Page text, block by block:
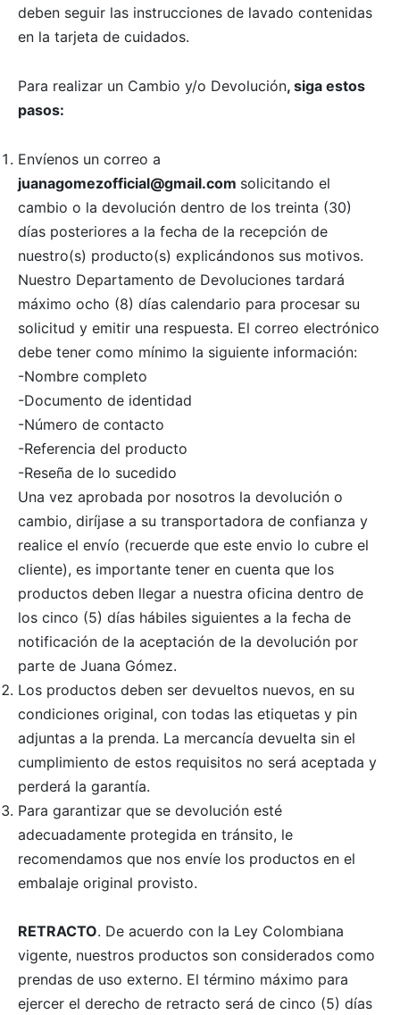
deben seguir las instrucciones de lavado contenidas
en la tarjeta de cuidados.
Para realizar un Cambio y/o Devolución, siga estos
pasos:
Envíenos un correo a
juanagomezofficial@gmail.com solicitando el
cambio o la devolución dentro de los treinta (30)
días posteriores a la fecha de la recepción de
nuestro(s) producto(s) explicándonos sus motivos.
Nuestro Departamento de Devoluciones tardará
máximo ocho (8) días calendario para procesar su
solicitud y emitir una respuesta. El correo electrónico
debe tener como mínimo la siguiente información:
-Nombre completo
-Documento de identidad
-Número de contacto
-Referencia del producto
-Reseña de lo sucedido
Una vez aprobada por nosotros la devolución o
cambio, diríjase a su transportadora de confianza y
realice el envío (recuerde que este envio lo cubre el
cliente), es importante tener en cuenta que los
productos deben llegar a nuestra oficina dentro de
los cinco (5) días hábiles siguientes a la fecha de
notificación de la aceptación de la devolución por
parte de Juana Gómez.
Los productos deben ser devueltos nuevos, en su
condiciones original, con todas las etiquetas y pin
adjuntas a la prenda. La mercancía devuelta sin el
cumplimiento de estos requisitos no será aceptada y
perderá la garantía.
Para garantizar que se devolución esté
adecuadamente protegida en tránsito, le
recomendamos que nos envíe los productos en el
embalaje original provisto.
RETRACTO. De acuerdo con la Ley Colombiana
vigente, nuestros productos son considerados como
prendas de uso externo. El término máximo para
ejercer el derecho de retracto será de cinco (5) días